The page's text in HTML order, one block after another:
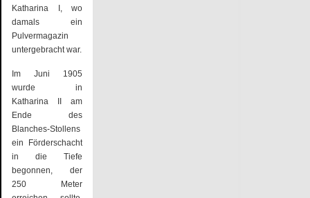
Katharina I, wo
damals ein
Pulvermagazin
untergebracht war.
Im Juni 1905
wurde in
Katharina II am
Ende des
Blanches-Stollens
ein Förderschacht
in die Tiefe
begonnen, der
250 Meter